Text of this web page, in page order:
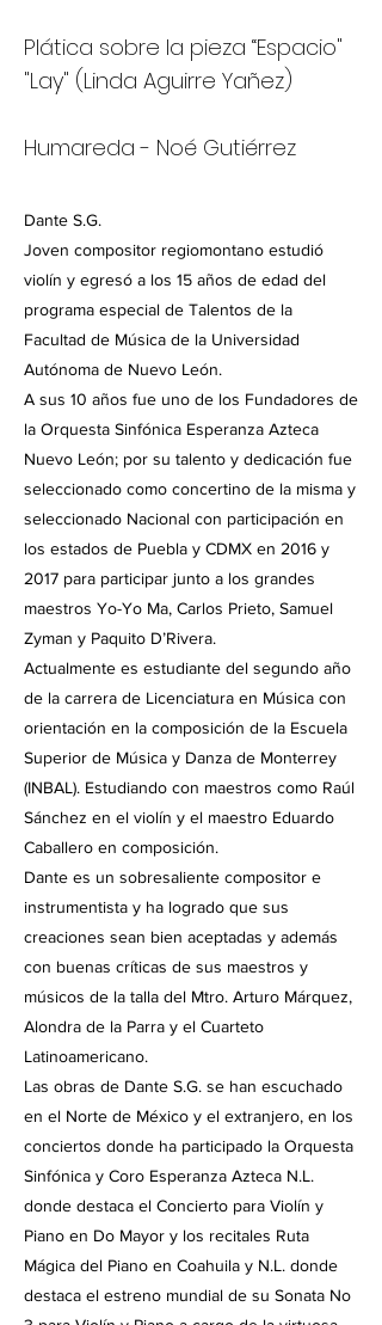
Plática sobre la pieza “Espacio"
"Lay" (Linda Aguirre Yañez)
Humareda - Noé Gutiérrez
Dante S.G.
Joven compositor regiomontano estudió
violín y egresó a los 15 años de edad del
programa especial de Talentos de la
Facultad de Música de la Universidad
Autónoma de Nuevo León.
A sus 10 años fue uno de los Fundadores de
la Orquesta Sinfónica Esperanza Azteca
Nuevo León; por su talento y dedicación fue
seleccionado como concertino de la misma y
seleccionado Nacional con participación en
los estados de Puebla y CDMX en 2016 y
2017 para participar junto a los grandes
maestros Yo-Yo Ma, Carlos Prieto, Samuel
Zyman y Paquito D’Rivera.
Actualmente es estudiante del segundo año
de la carrera de Licenciatura en Música con
orientación en la composición de la Escuela
Superior de Música y Danza de Monterrey
(INBAL). Estudiando con maestros como Raúl
Sánchez en el violín y el maestro Eduardo
Caballero en composición.
Dante es un sobresaliente compositor e
instrumentista y ha logrado que sus
creaciones sean bien aceptadas y además
con buenas críticas de sus maestros y
músicos de la talla del Mtro. Arturo Márquez,
Alondra de la Parra y el Cuarteto
Latinoamericano.
Las obras de Dante S.G. se han escuchado
en el Norte de México y el extranjero, en los
conciertos donde ha participado la Orquesta
Sinfónica y Coro Esperanza Azteca N.L.
donde destaca el Concierto para Violín y
Piano en Do Mayor y los recitales Ruta
Mágica del Piano en Coahuila y N.L. donde
destaca el estreno mundial de su Sonata No